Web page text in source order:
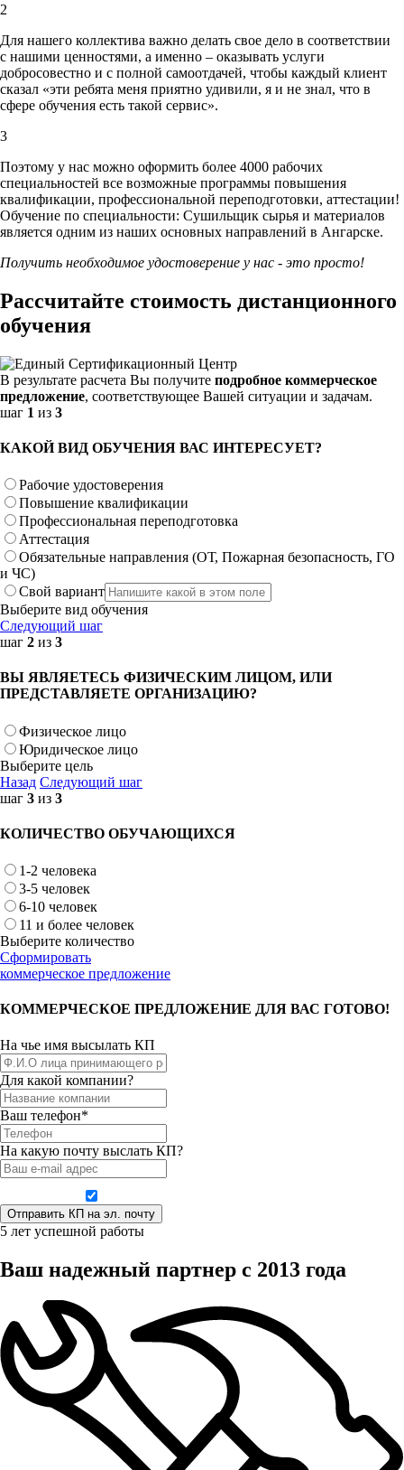
2
Для нашего коллектива важно делать свое дело в соответствии
с нашими ценностями, а именно – оказывать услуги
добросовестно и с полной самоотдачей, чтобы каждый клиент
сказал «эти ребята меня приятно удивили, я и не знал, что в
сфере обучения есть такой сервис».
3
Поэтому у нас можно оформить более 4000 рабочих
специальностей все возможные программы повышения
квалификации, профессиональной переподготовки, аттестации!
Обучение по специальности: Сушильщик сырья и материалов
является одним из наших основных направлений в Ангарске.
Получить необходимое удостоверение у нас - это просто!
Рассчитайте стоимость дистанционного
обучения
В результате расчета Вы получите подробное коммерческое
предложение, соответствующее Вашей ситуации и задачам.
шаг 1 из 3
КАКОЙ ВИД ОБУЧЕНИЯ ВАС ИНТЕРЕСУЕТ?
Рабочие удостоверения
Повышение квалификации
Профессиональная переподготовка
Аттестация
Обязательные направления (ОТ, Пожарная безопасность, ГО
и ЧС)
Свой вариант
Выберите вид обучения
Следующий шаг
шаг 2 из 3
ВЫ ЯВЛЯЕТЕСЬ ФИЗИЧЕСКИМ ЛИЦОМ, ИЛИ
ПРЕДСТАВЛЯЕТЕ ОРГАНИЗАЦИЮ?
Физическое лицо
Юридическое лицо
Выберите цель
Назад Следующий шаг
шаг 3 из 3
КОЛИЧЕСТВО ОБУЧАЮЩИХСЯ
1-2 человека
3-5 человек
6-10 человек
11 и более человек
Выберите количество
Сформировать
коммерческое предложение
КОММЕРЧЕСКОЕ ПРЕДЛОЖЕНИЕ ДЛЯ ВАС ГОТОВО!
На чье имя высылать КП
Для какой компании?
Ваш телефон*
На какую почту выслать КП?
5 лет успешной работы
Ваш надежный партнер с 2013 года